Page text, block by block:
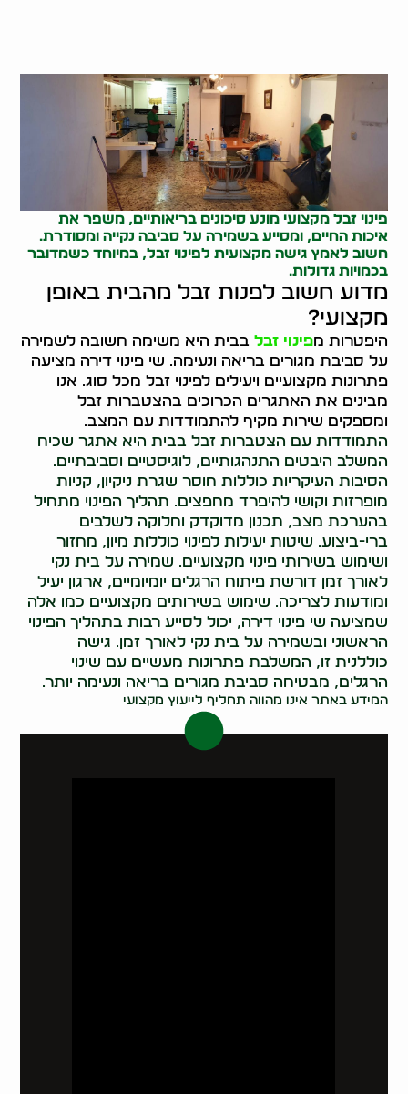
פינוי זבל מקצועי מונע סיכונים בריאותיים, משפר את
איכות החיים, ומסייע בשמירה על סביבה נקייה ומסודרת.
חשוב לאמץ גישה מקצועית לפינוי זבל, במיוחד כשמדובר
בכמויות גדולות.
מדוע חשוב לפנות זבל מהבית באופן
מקצועי?
היפטרות מפינוי זבל בבית היא משימה חשובה לשמירה
על סביבת מגורים בריאה ונעימה. שי פינוי דירה מציעה
פתרונות מקצועיים ויעילים לפינוי זבל מכל סוג. אנו
מבינים את האתגרים הכרוכים בהצטברות זבל
ומספקים שירות מקיף להתמודדות עם המצב.
התמודדות עם הצטברות זבל בבית היא אתגר שכיח
המשלב היבטים התנהגותיים, לוגיסטיים וסביבתיים.
הסיבות העיקריות כוללות חוסר שגרת ניקיון, קניות
מופרזות וקושי להיפרד מחפצים. תהליך הפינוי מתחיל
בהערכת מצב, תכנון מדוקדק וחלוקה לשלבים
ברי-ביצוע. שיטות יעילות לפינוי כוללות מיון, מחזור
ושימוש בשירותי פינוי מקצועיים. שמירה על בית נקי
לאורך זמן דורשת פיתוח הרגלים יומיומיים, ארגון יעיל
ומודעות לצריכה. שימוש בשירותים מקצועיים כמו אלה
שמציעה שי פינוי דירה, יכול לסייע רבות בתהליך הפינוי
הראשוני ובשמירה על בית נקי לאורך זמן. גישה
כוללנית זו, המשלבת פתרונות מעשיים עם שינוי
הרגלים, מבטיחה סביבת מגורים בריאה ונעימה יותר.
המידע באתר אינו מהווה תחליף לייעוץ מקצועי